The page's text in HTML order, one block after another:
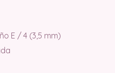
E / 4 (3,5 mm)